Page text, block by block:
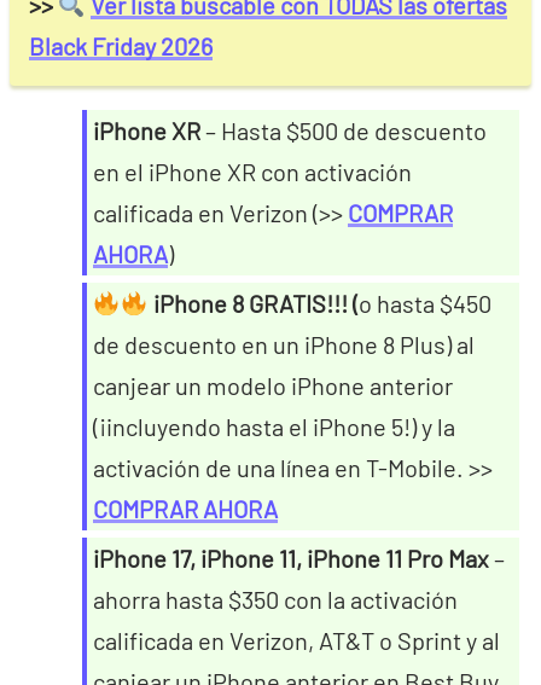
Black Friday 2026
iPhone XR– Hasta $500 de descuento
en el iPhone XR con activación
calificada en Verizon (>> COMPRAR
AHORA)
iPhone 8 GRATIS!!! (o hasta $450
de descuento en un iPhone 8 Plus) al
canjear un modelo iPhone anterior
(¡incluyendo hasta el iPhone 5!) y la
activación de una línea en T-Mobile. >>
COMPRAR AHORA
iPhone 17, iPhone 11, iPhone 11 Pro Max–
ahorra hasta $350 con la activación
calificada en Verizon, AT&T o Sprint y al